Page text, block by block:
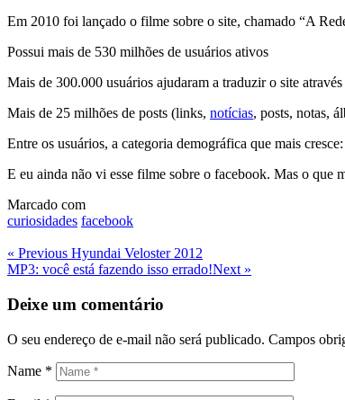
Em 2010 foi lançado o filme sobre o site, chamado “A
Possui mais de 530 milhões de usuários ativos
Mais de 300.000 usuários ajudaram a traduzir o site
Mais de 25 milhões de posts (links, notícias, posts, notas,
Entre os usuários, a categoria demográfica que mais
E eu ainda não vi esse filme sobre o facebook. Mas o que
Marcado com
curiosidades facebook
Navegação
de
Post
Previous
Post
« Previous Hyundai Veloster 2012
Next
MP3: você está fazendo isso errado!Next »
Deixe um comentário
O seu endereço de e-mail não será publicado. Campos
Name *